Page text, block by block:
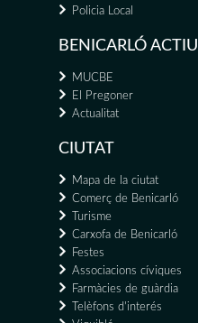
Policia Local
BENICARLÓ ACTIU
MUCBE
El Pregoner
Actualitat
CIUTAT
Mapa de la ciutat
Comerç de Benicarló
Turisme
Carxofa de Benicarló
Festes
Associacions cíviques
Farmàcies de guàrdia
Telèfons d'interés